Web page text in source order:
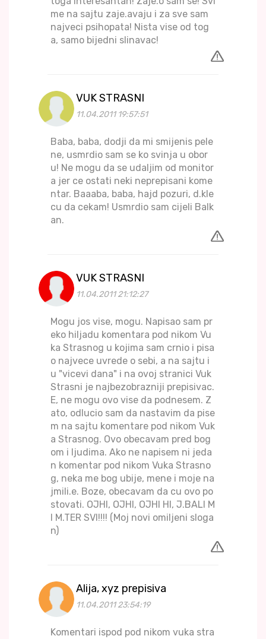
me na sajtu zaje.avaju i za sve sam
najveci psihopata! Nista vise od tog
a, samo bijedni slinavac!
VUK STRASNI
11.04.2011 19:57:51
Baba, baba, dodji da mi smijenis pele
ne, usmrdio sam se ko svinja u obor
u! Ne mogu da se udaljim od monitor
a jer ce ostati neki neprepisani kome
ntar. Baaaba, baba, hajd pozuri, d.kle
cu da cekam! Usmrdio sam cijeli Balk
an.
VUK STRASNI
11.04.2011 21:12:27
Mogu jos vise, mogu. Napisao sam pr
eko hiljadu komentara pod nikom Vu
ka Strasnog u kojima sam crnio i pisa
o najvece uvrede o sebi, a na sajtu i
u "vicevi dana" i na ovoj stranici Vuk
Strasni je najbezobrazniji prepisivac.
E, ne mogu ovo vise da podnesem. Z
ato, odlucio sam da nastavim da pise
m na sajtu komentare pod nikom Vuk
a Strasnog. Ovo obecavam pred bog
om i ljudima. Ako ne napisem ni jeda
n komentar pod nikom Vuka Strasno
g, neka me bog ubije, mene i moje na
jmili.e. Boze, obecavam da cu ovo po
stovati. OJHI, OJHI, OJHI HI, J.BALI M
I M.TER SVI!!!! (Moj novi omiljeni sloga
n)
Alija, xyz prepisiva
11.04.2011 23:54:19
Komentari ispod pod nikom vuka stra